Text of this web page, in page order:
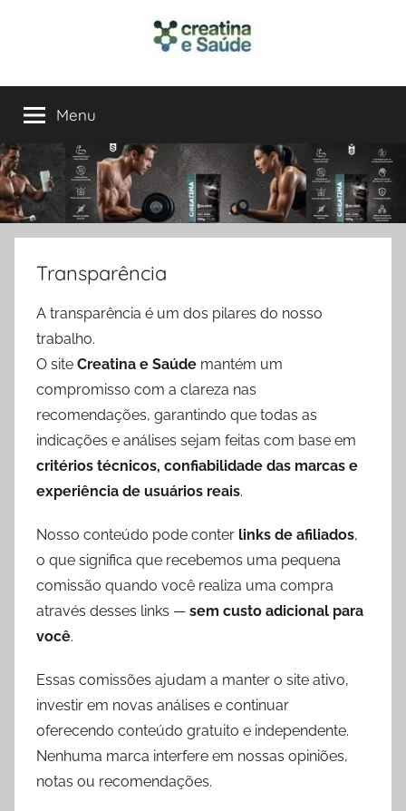
conteúdo
Creatina
e
Saúde
Saúde
em
um
Só
Lugar
Menu
Transparência
A transparência é um dos pilares do nosso
trabalho.
O site Creatina e Saúde mantém um
compromisso com a clareza nas
recomendações, garantindo que todas as
indicações e análises sejam feitas com base em
critérios técnicos, confiabilidade das marcas e
experiência de usuários reais.
Nosso conteúdo pode conter links de afiliados,
o que significa que recebemos uma pequena
comissão quando você realiza uma compra
através desses links — sem custo adicional para
você.
Essas comissões ajudam a manter o site ativo,
investir em novas análises e continuar
oferecendo conteúdo gratuito e independente.
Nenhuma marca interfere em nossas opiniões,
notas ou recomendações.